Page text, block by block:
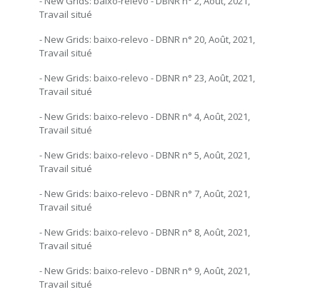
Travail situé
- New Grids: baixo-relevo - DBNR n° 20, Août, 2021,
Travail situé
- New Grids: baixo-relevo - DBNR n° 23, Août, 2021,
Travail situé
- New Grids: baixo-relevo - DBNR n° 4, Août, 2021,
Travail situé
- New Grids: baixo-relevo - DBNR n° 5, Août, 2021,
Travail situé
- New Grids: baixo-relevo - DBNR n° 7, Août, 2021,
Travail situé
- New Grids: baixo-relevo - DBNR n° 8, Août, 2021,
Travail situé
- New Grids: baixo-relevo - DBNR n° 9, Août, 2021,
Travail situé